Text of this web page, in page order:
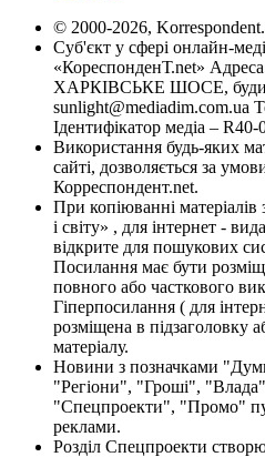
© 2000-2026,
Суб'єкт у сфері онлайн-
«КореспонденТ.net»
ХАРКІВСЬКЕ ШОСЕ,
sunlight@mediadim.com.ua
Ідентифікатор медіа – R40-
Використання будь-яких
сайті, дозволяється за
Корреспондент.net.
При копіюванні
і світу» , для інтернет -
відкрите для пошукових
Посилання має бути
повного або часткового
Гіперпосилання ( для
розміщена в підзаголовку
матеріалу.
Новини з позначками
"Регіони", "Гроші",
"Спецпроекти", "Промо"
реклами.
Розділ Спецпроекти